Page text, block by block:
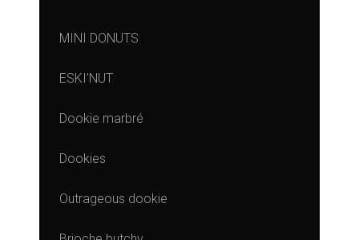
MINI DONUTS
ESKI’NUT
Dookie marbré
Dookies
Outrageous dookie